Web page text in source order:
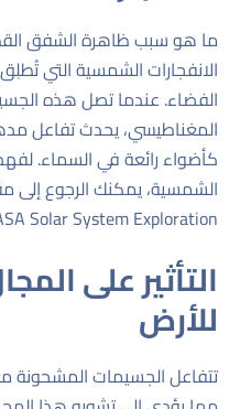
ما هو سبب ظاهرة الشفق
الانفجارات الشمسية التي
الفضاء. عندما تصل هذه
المغناطيسي، يحدث تفاعل
كأضواء رائعة في السماء.
الشمسية، يمكنك الرجوع إلى
Solar System Exploration
التأثير على
للأرض
تتفاعل الجسيمات المشحونة